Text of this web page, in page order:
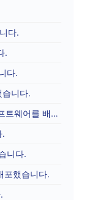
다.
.
다.
니다.
PPTX 파일에서 이미지 추출하는 새 소프트웨어를 배포합니다.
.
니다.
포했습니다.